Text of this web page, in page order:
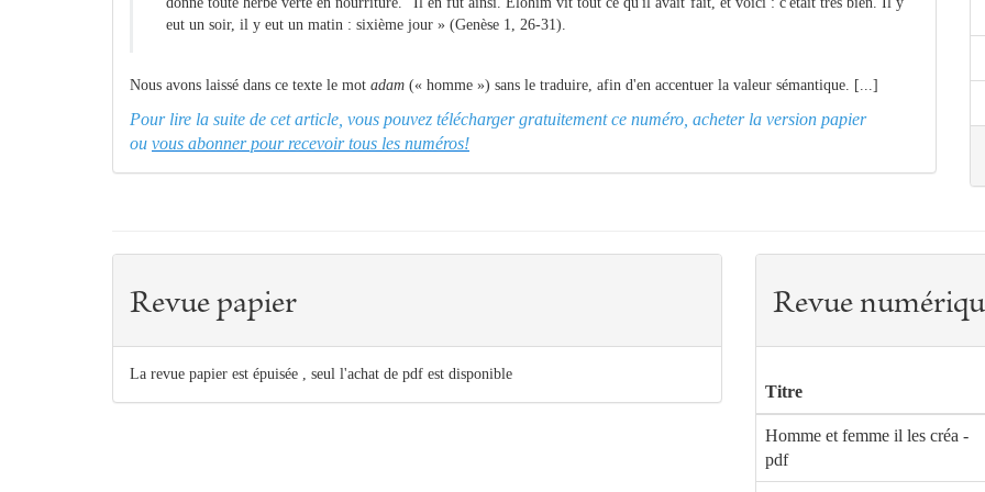
eut un soir, il y eut un matin : sixième jour » (Genèse 1, 26-31).
Nous avons laissé dans ce texte le mot adam (« homme ») sans le traduire, afin d'en accentuer la valeur sémantique. [...]
Pour lire la suite de cet article, vous pouvez télécharger gratuitement ce numéro, acheter la version papier
ou vous abonner pour recevoir tous les numéros!
Revue papier
La revue papier est épuisée , seul l'achat de pdf est disponible
Revue
Titre
Homme et femme il les créa -
pdf